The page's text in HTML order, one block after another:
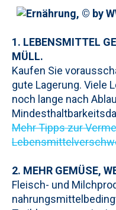
1. LEBENSMITTEL
MÜLL.
Kaufen Sie
gute Lagerung. Viele
noch lange nach
Mehr Tipps zur
2. MEHR GEMÜSE,
Fleisch- und